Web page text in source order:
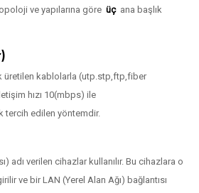
ve yapılarına göre üçana başlık
üretilen kablolarla (utp.stp,ftp,fiber
hızı 10(mbps) ile
tercih edilen yöntemdir.
adı verilen cihazlar kullanılır. Bu cihazlara o
ve bir LAN (Yerel Alan Ağı) bağlantısı